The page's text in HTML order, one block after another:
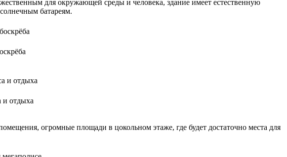
для окружающей среды и человека, здание имеет естественную
батареям.
и отдыха
огромные площади в цокольном этаже, где будет достаточно места для